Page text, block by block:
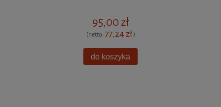
95,00 zł
(netto:77,24 zł)
do koszyka